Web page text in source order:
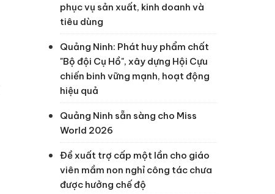
phục vụ sản xuất, kinh doanh và
tiêu dùng
Quảng Ninh: Phát huy phẩm chất
"Bộ đội Cụ Hồ", xây dựng Hội Cựu
chiến binh vững mạnh, hoạt động
hiệu quả
Quảng Ninh sẵn sàng cho Miss
World 2026
Đề xuất trợ cấp một lần cho giáo
viên mầm non nghỉ công tác chưa
được hưởng chế độ